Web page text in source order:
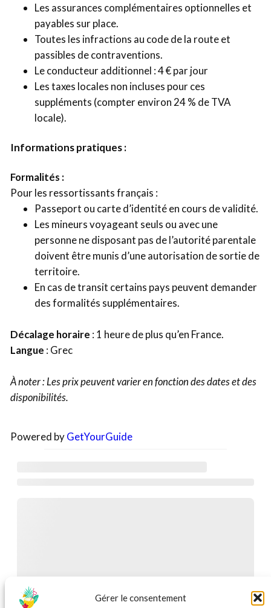
Gérer le consentement
Les assurances complémentaires optionnelles et
payables sur place.
Toutes les infractions au code de la route et
passibles de contraventions.
Le conducteur additionnel : 4 € par jour
Les taxes locales non incluses pour ces
suppléments (compter environ 24 % de TVA
locale).
Informations pratiques :
Formalités :
Pour les ressortissants français :
Passeport ou carte d’identité en cours de validité.
Les mineurs voyageant seuls ou avec une
personne ne disposant pas de l’autorité parentale
doivent être munis d’une autorisation de sortie de
territoire.
En cas de transit certains pays peuvent demander
des formalités supplémentaires.
Décalage horaire : 1 heure de plus qu’en France.
Langue : Grec
À noter : Les prix peuvent varier en fonction des dates et des
disponibilités.
Powered byGetYourGuide